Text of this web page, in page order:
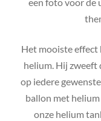
een foto voor de
Het mooiste effect
helium. Hij zweeft
op iedere
ballon met
onze helium